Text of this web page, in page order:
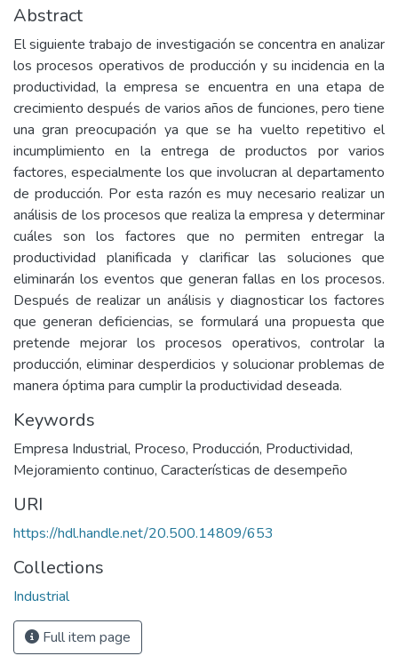
Abstract
El siguiente trabajo de investigación se concentra en analizar
los procesos operativos de producción y su incidencia en la
productividad, la empresa se encuentra en una etapa de
crecimiento después de varios años de funciones, pero tiene
una gran preocupación ya que se ha vuelto repetitivo el
incumplimiento en la entrega de productos por varios
factores, especialmente los que involucran al departamento
de producción. Por esta razón es muy necesario realizar un
análisis de los procesos que realiza la empresa y determinar
cuáles son los factores que no permiten entregar la
productividad planificada y clarificar las soluciones que
eliminarán los eventos que generan fallas en los procesos.
Después de realizar un análisis y diagnosticar los factores
que generan deficiencias, se formulará una propuesta que
pretende mejorar los procesos operativos, controlar la
producción, eliminar desperdicios y solucionar problemas de
manera óptima para cumplir la productividad deseada.
Keywords
Empresa Industrial, Proceso, Producción, Productividad,
Mejoramiento continuo, Características de desempeño
URI
https://hdl.handle.net/20.500.14809/653
Collections
Industrial
Full item page